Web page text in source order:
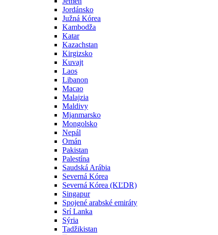
Jordánsko
Južná Kórea
Kambodža
Katar
Kazachstan
Kirgizsko
Kuvajt
Laos
Libanon
Macao
Malajzia
Maldivy
Mjanmarsko
Mongolsko
Nepál
Omán
Pakistan
Palestína
Saudská Arábia
Severná Kórea
Severná Kórea (KĽDR)
Singapur
Spojené arabské emiráty
Srí Lanka
Sýria
Tadžikistan